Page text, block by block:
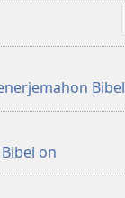
Bibel
on